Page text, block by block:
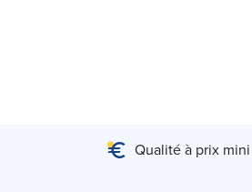
Qualité à prix mini